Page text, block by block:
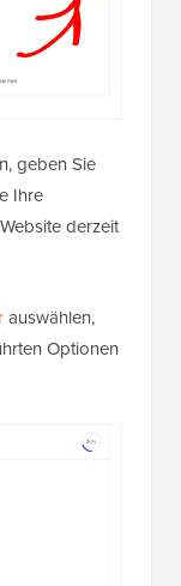
geben Sie
Ihre
derzeit
auswählen,
Optionen